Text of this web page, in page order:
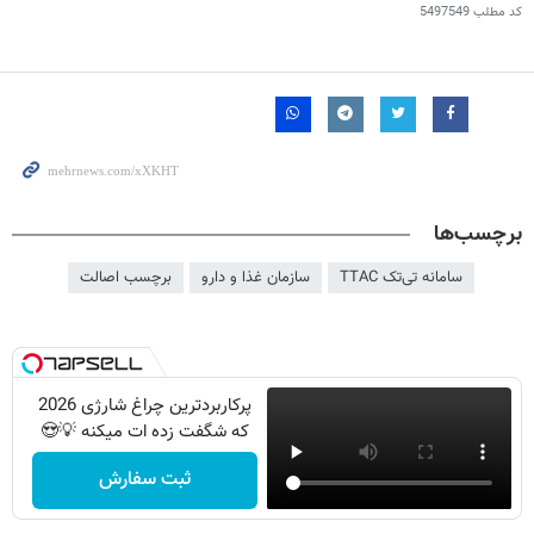
کد مطلب5497549
برچسب‌ها
سامانه تی‌تک TTAC سازمان غذا و دارو برچسب اصالت
پرکاربردترین چراغ شارژی 2026
که شگفت زده ات میکنه 💡😍
ثبت سفارش